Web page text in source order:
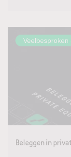
Veelbesproken
Beleggen in